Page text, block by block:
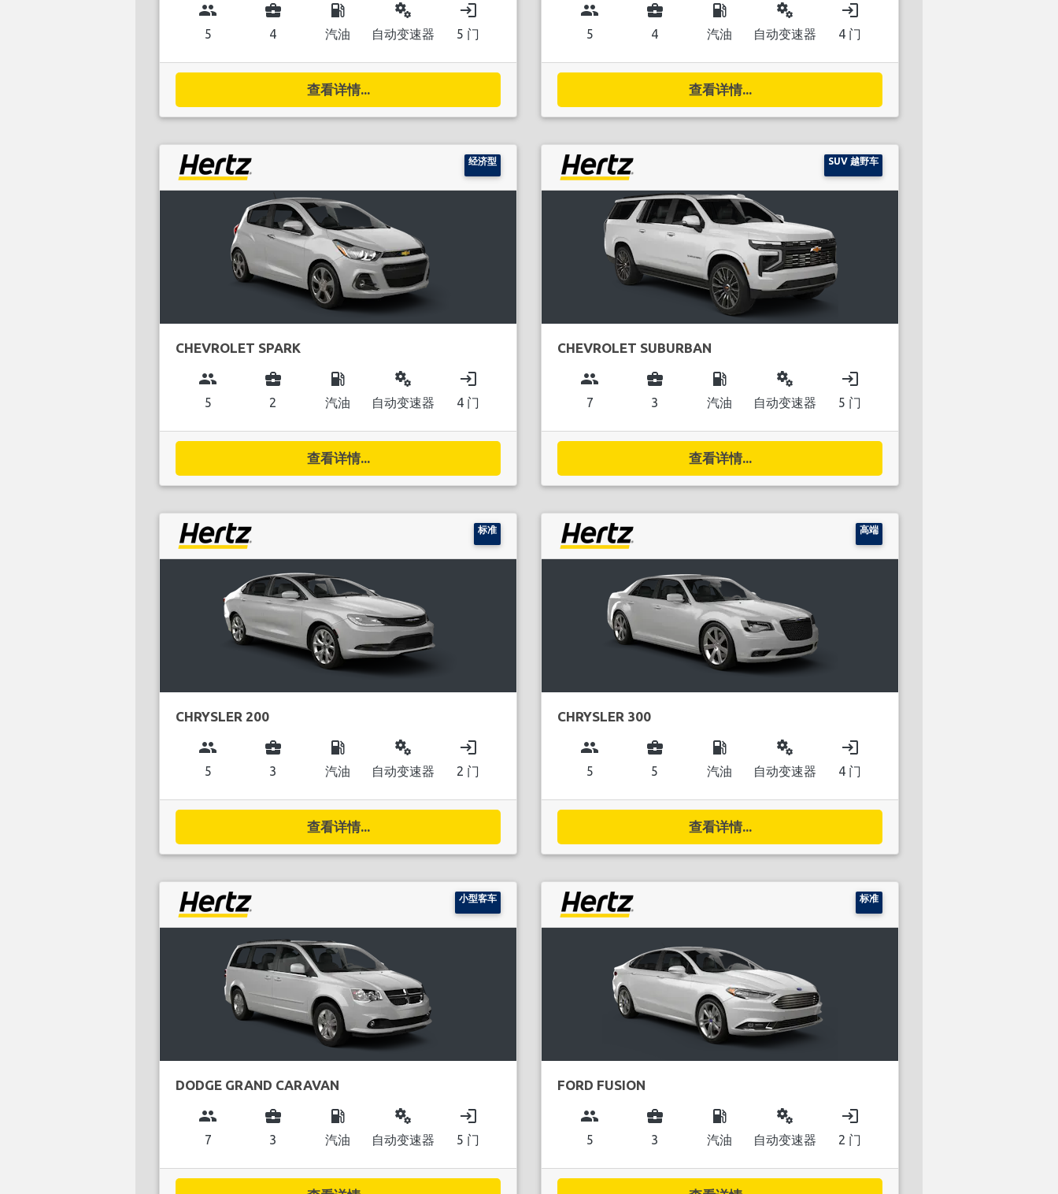
group
5
business_center
4
local_gas_station
汽油
miscellaneous_services
自动变速器
login
5 门
查看详情...
group
5
business_center
4
local_gas_station
汽油
miscellaneous_services
自动变速器
login
4 门
查看详情...
经济型
CHEVROLET SPARK
group
5
business_center
2
local_gas_station
汽油
miscellaneous_services
自动变速器
login
4 门
查看详情...
SUV 越野车
CHEVROLET SUBURBAN
group
7
business_center
3
local_gas_station
汽油
miscellaneous_services
自动变速器
login
5 门
查看详情...
标准
CHRYSLER 200
group
5
business_center
3
local_gas_station
汽油
miscellaneous_services
自动变速器
login
2 门
查看详情...
高端
CHRYSLER 300
group
5
business_center
5
local_gas_station
汽油
miscellaneous_services
自动变速器
login
4 门
查看详情...
小型客车
DODGE GRAND CARAVAN
group
7
business_center
3
local_gas_station
汽油
miscellaneous_services
自动变速器
login
5 门
标准
FORD FUSION
group
5
business_center
3
local_gas_station
汽油
miscellaneous_services
自动变速器
login
2 门